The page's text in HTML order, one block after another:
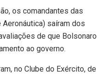
os comandantes das
saíram dos
de que Bolsonaro
ao governo.
no Clube do Exército, de